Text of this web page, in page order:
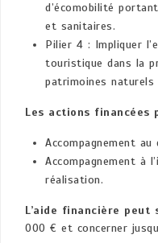
d’écomobilité
et sanitaires.
Pilier 4 : Impliquer
touristique dans la
patrimoines
Les actions financées
Accompagnement
Accompagnement à
réalisation.
L’aide financière peut
000 € et concerner